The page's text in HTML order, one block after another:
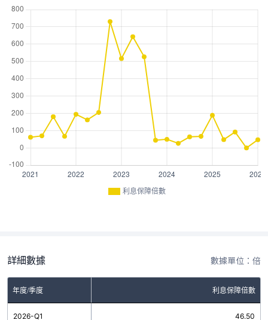
利息保障倍數
詳細數據 數據單位：倍
年度/季度 利息保障倍數
2026-Q1 46.50